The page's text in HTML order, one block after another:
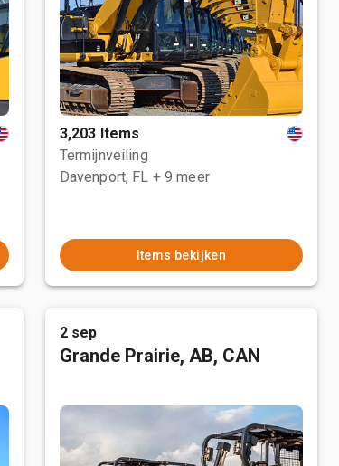
3,203 Items
Termijnveiling
Davenport, FL + 9 meer
Items bekijken
2 sep
Grande Prairie, AB, CAN